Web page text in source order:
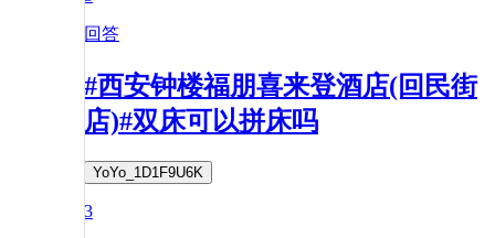
回答
#西安钟楼福朋喜来登酒店(回民街
店)#双床可以拼床吗
YoYo_1D1F9U6K
3